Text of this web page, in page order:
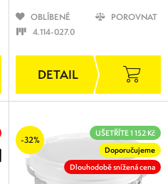
OBLÍBENÉ
POROVNAT
4.114-027.0
-32%
UŠETŘÍTE 1 152 Kč
Doporučujeme
Dlouhodobě snížená cena